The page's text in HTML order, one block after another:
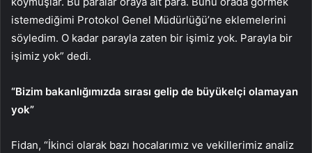
istemediğimi Protokol Genel Müdürlüğü’ne eklemelerini
söyledim. O kadar parayla zaten bir işimiz yok. Parayla bir
işimiz yok” dedi.
“Bizim bakanlığımızda sırası gelip de büyükelçi olamayan
yok”
Fidan, “İkinci olarak bazı hocalarımız ve vekillerimiz analiz